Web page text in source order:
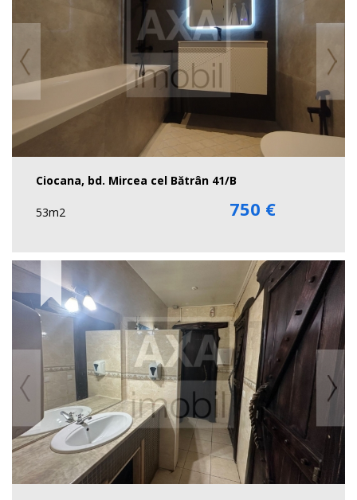
Ciocana, bd. Mircea cel Bătrân 41/B
53m2 750 €